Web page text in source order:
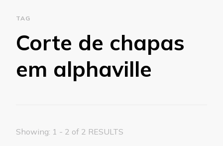
TAG
Corte de chapas
em alphaville
Showing: 1 - 2 of 2 RESULTS